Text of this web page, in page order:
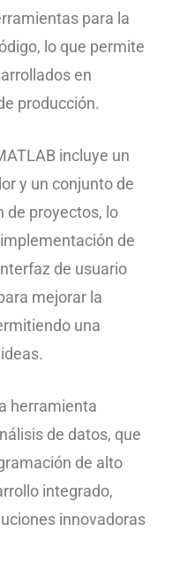
para la
lo que permite
en
producción.
incluye un
y un conjunto de
de proyectos, lo
de
de usuario
mejorar la
una
herramienta
de datos, que
de alto
integrado,
innovadoras